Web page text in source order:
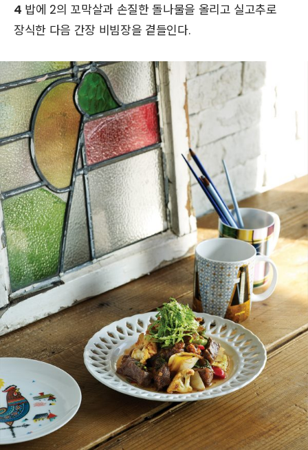
4 밥에 2의 꼬막살과 손질한 돌나물을 올리고 실고추로
장식한 다음 간장 비빔장을 곁들인다.